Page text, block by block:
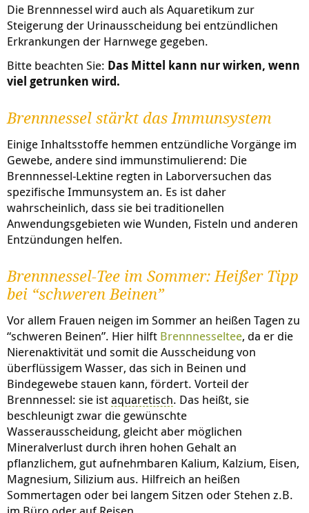
Die Brennnessel wird auch als Aquaretikum zur
Steigerung der Urinausscheidung bei entzündlichen
Erkrankungen der Harnwege gegeben.
Bitte beachten Sie: Das Mittel kann nur wirken, wenn
viel getrunken wird.
Brennnessel stärkt das Immunsystem
Einige Inhaltsstoffe hemmen entzündliche Vorgänge im
Gewebe, andere sind immunstimulierend: Die
Brennnessel-Lektine regten in Laborversuchen das
spezifische Immunsystem an. Es ist daher
wahrscheinlich, dass sie bei traditionellen
Anwendungsgebieten wie Wunden, Fisteln und anderen
Entzündungen helfen.
Brennnessel-Tee im Sommer: Heißer Tipp
bei “schweren Beinen”
Vor allem Frauen neigen im Sommer an heißen Tagen zu
“schweren Beinen”. Hier hilft Brennnesseltee, da er die
Nierenaktivität und somit die Ausscheidung von
überflüssigem Wasser, das sich in Beinen und
Bindegewebe stauen kann, fördert. Vorteil der
Brennnessel: sie istaquaretisch. Das heißt, sie
beschleunigt zwar die gewünschte
Wasserausscheidung, gleicht aber möglichen
Mineralverlust durch ihren hohen Gehalt an
pflanzlichem, gut aufnehmbaren Kalium, Kalzium, Eisen,
Magnesium, Silizium aus. Hilfreich an heißen
Sommertagen oder bei langem Sitzen oder Stehen z.B.